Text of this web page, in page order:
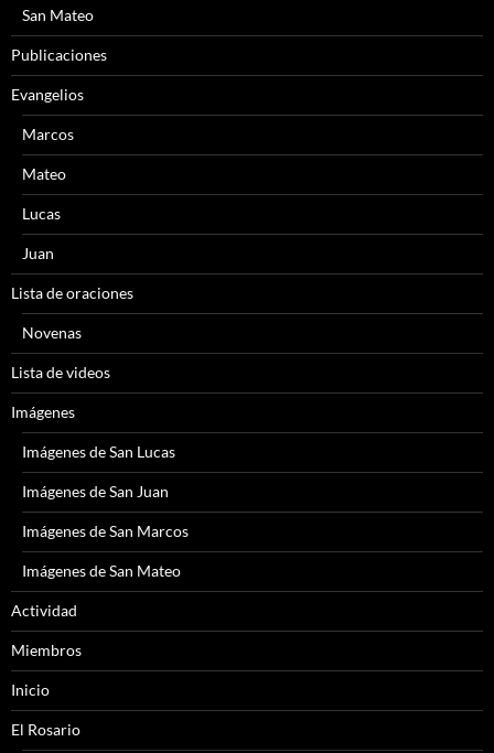
San Mateo
Publicaciones
Evangelios
Marcos
Mateo
Lucas
Juan
Lista de oraciones
Novenas
Lista de videos
Imágenes
Imágenes de San Lucas
Imágenes de San Juan
Imágenes de San Marcos
Imágenes de San Mateo
Actividad
Miembros
Inicio
El Rosario